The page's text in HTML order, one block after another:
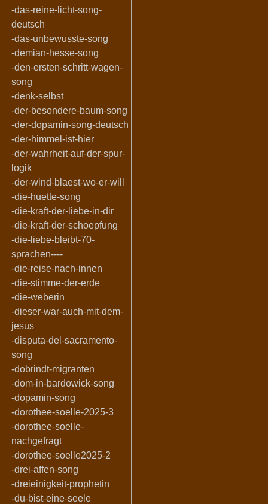
-das-reine-licht-song-
deutsch
-das-unbewusste-song
-demian-hesse-song
-den-ersten-schritt-wagen-
song
-denk-selbst
-der-besondere-baum-song
-der-dopamin-song-deutsch
-der-himmel-ist-hier
-der-wahrheit-auf-der-spur-
logik
-der-wind-blaest-wo-er-will
-die-huette-song
-die-kraft-der-liebe-in-dir
-die-kraft-der-schoepfung
-die-liebe-bleibt-70-
sprachen----
-die-reise-nach-innen
-die-stimme-der-erde
-die-weberin
-dieser-war-auch-mit-dem-
jesus
-disputa-del-sacramento-
song
-dobrindt-migranten
-dom-in-bardowick-song
-dopamin-song
-dorothee-soelle-2025-3
-dorothee-soelle-
nachgefragt
-dorothee-soelle2025-2
-drei-affen-song
-dreieinigkeit-prophetin
-du-bist-eine-seele